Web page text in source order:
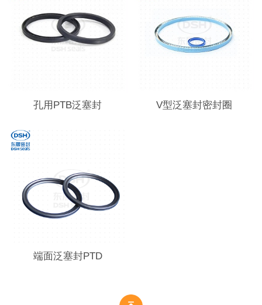
孔用PTB泛塞封 V型泛塞封密封圈
端面泛塞封PTD